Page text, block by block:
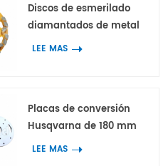
Discos de esmerilado
diamantados de metal
con segmentos de
LEE MAS
Placas de conversión
Husqvarna de 180 mm
con 3 adaptadores para
LEE MAS